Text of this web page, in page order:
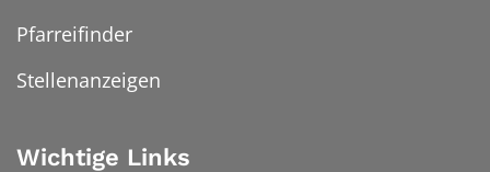
Pfarreifinder
Stellenanzeigen
Wichtige Links